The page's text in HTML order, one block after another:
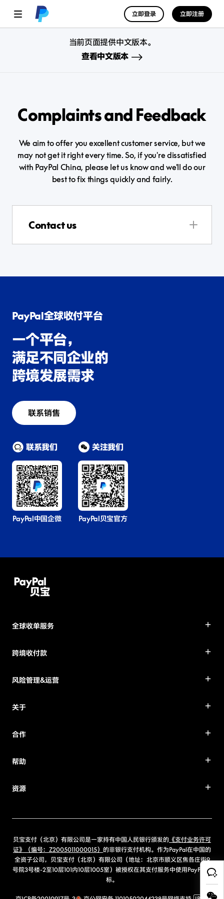
立即登录 立即注册
当前页面提供中文版本。
查看中文版本
Complaints and Feedback
We aim to offer you excellent customer service, but we
may not get it right every time. So, if you're dissatisfied
with PayPal China, please let us know and we'll do our
best to fix things quickly and fairly.
Contact us
PayPal全球收付平台
一个平台，
满足不同企业的
跨境发展需求
联系销售
联系我们
PayPal中国企微
关注我们
PayPal贝宝官方
全球收单服务
跨境收付款
风险管理&运营
关于
合作
帮助
资源
贝宝支付（北京）有限公司是一家持有中国人民银行颁发的 《支付业务许可
证》（编号：Z2005011000015） 的非银行支付机构。作为PayPal在中国的
全资子公司，贝宝支付（北京）有限公司（地址：北京市顺义区焦各庄街9
号院3号楼-2至10层101内10层1005室）被授权在其支付服务中使用PayPal商
标。